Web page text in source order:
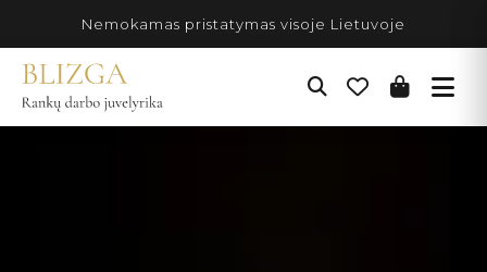
turinio
Nemokamas pristatymas visoje Lietuvoje